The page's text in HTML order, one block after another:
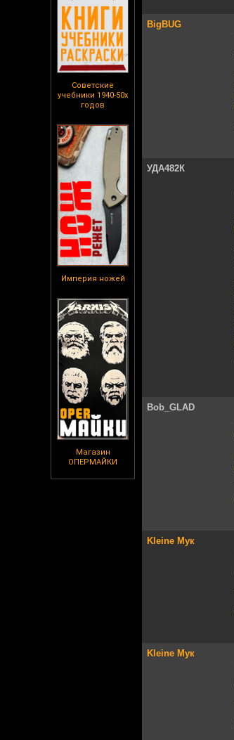
Советские
учебники 1940-50х
годов
Империя ножей
Магазин
ОПЕРМАЙКИ
BigBUG
УДА482К
Bob_GLAD
Kleine Мук
Kleine Мук